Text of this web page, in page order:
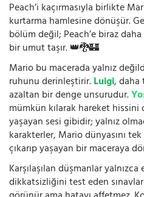
Peach’i kaçırmasıyla birlikte
kurtarma hamlesine dönüşür.
bölüm değil; Peach’e biraz
bir umut taşır. 👑🐉🏰
Mario bu macerada yalnız
ruhunu derinleştirir.Luigi, daha
azaltan bir denge unsurudur.
mümkün kılarak hareket
yaşayan sesi gibidir; yalnız
karakterler, Mario dünyasını
çıkarıp yaşayan bir maceraya
Karşılaşılan düşmanlar
dikkatsizliğini test eden